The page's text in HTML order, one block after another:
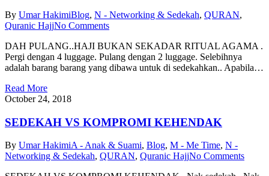
By Umar HakimiBlog, N - Networking & Sedekah, QURAN,
Quranic HajjNo Comments
DAH PULANG..HAJI BUKAN SEKADAR RITUAL AGAMA .
Pergi dengan 4 luggage. Pulang dengan 2 luggage. Selebihnya
adalah barang barang yang dibawa untuk di sedekahkan.. Apabila…
Read More
October 24, 2018
SEDEKAH VS KOMPROMI KEHENDAK
By Umar HakimiA - Anak & Suami, Blog, M - Me Time, N -
Networking & Sedekah, QURAN, Quranic HajjNo Comments